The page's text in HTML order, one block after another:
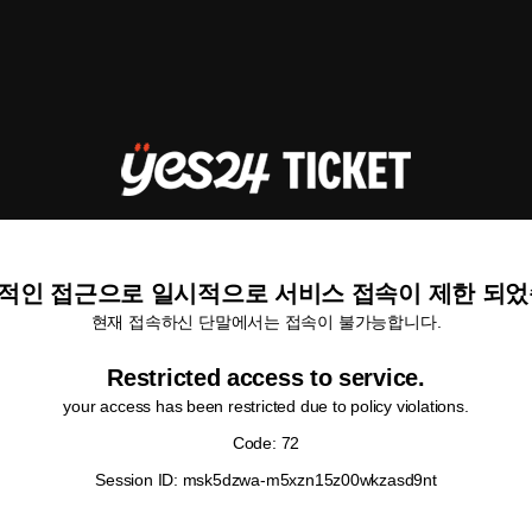
인 접근으로 일시적으로 서비스 접속이 제한 되
현재 접속하신 단말에서는 접속이 불가능합니다.
Restricted access to service.
your access has been restricted due to policy violations.
Code: 72
Session ID: msk5dzwa-m5xzn15z00wkzasd9nt